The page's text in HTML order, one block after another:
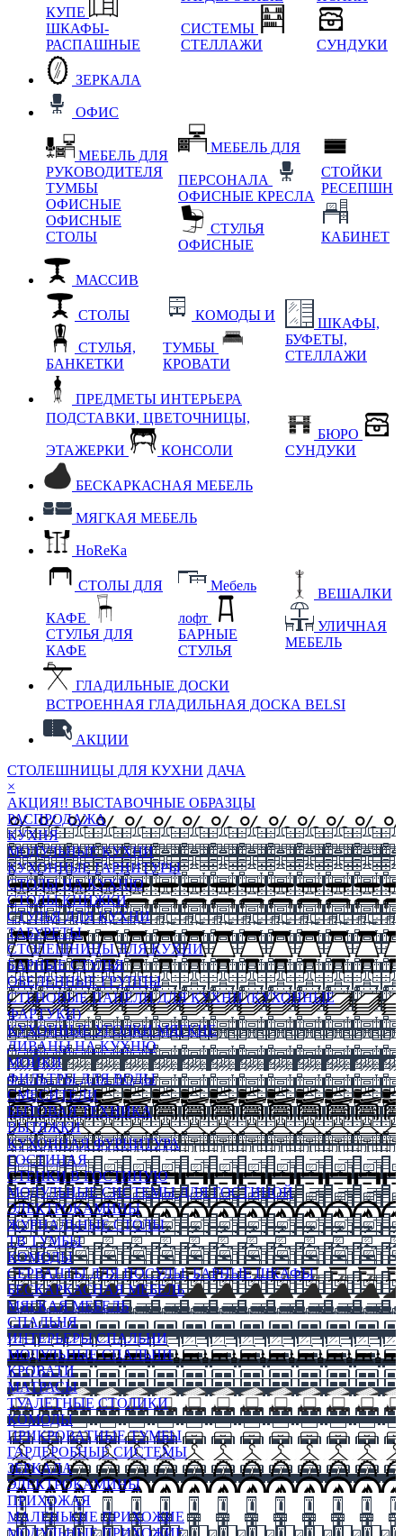
КУПЕ
ШКАФЫ-
РАСПАШНЫЕ
СИСТЕМЫ
СТЕЛЛАЖИ
СУНДУКИ
ЗЕРКАЛА
ОФИС
МЕБЕЛЬ ДЛЯ
РУКОВОДИТЕЛЯ
ТУМБЫ
ОФИСНЫЕ
ОФИСНЫЕ
СТОЛЫ
МЕБЕЛЬ ДЛЯ
ПЕРСОНАЛА
ОФИСНЫЕ КРЕСЛА
СТУЛЬЯ
ОФИСНЫЕ
СТОЙКИ
РЕСЕПШН
КАБИНЕТ
МАССИВ
СТОЛЫ
СТУЛЬЯ,
БАНКЕТКИ
КОМОДЫ И
ТУМБЫ
КРОВАТИ
ШКАФЫ,
БУФЕТЫ,
СТЕЛЛАЖИ
ПРЕДМЕТЫ ИНТЕРЬЕРА
ПОДСТАВКИ, ЦВЕТОЧНИЦЫ,
ЭТАЖЕРКИ КОНСОЛИ
БЮРО
СУНДУКИ
БЕСКАРКАСНАЯ МЕБЕЛЬ
МЯГКАЯ МЕБЕЛЬ
HoReKa
СТОЛЫ ДЛЯ
КАФЕ
СТУЛЬЯ ДЛЯ
КАФЕ
Мебель
лофт
БАРНЫЕ
СТУЛЬЯ
ВЕШАЛКИ
УЛИЧНАЯ
МЕБЕЛЬ
ГЛАДИЛЬНЫЕ ДОСКИ
ВСТРОЕННАЯ ГЛАДИЛЬНАЯ ДОСКА BELSI
АКЦИИ
СТОЛЕШНИЦЫ ДЛЯ КУХНИ ДАЧА
×
АКЦИЯ!! ВЫСТАВОЧНЫЕ ОБРАЗЦЫ
РАСПРОДАЖА
КУХНЯ
МОДУЛЬНЫЕ КУХНИ
КУХОННЫЕ ГАРНИТУРЫ
СТОЛЫ НА КУХНЮ
СТОЛЫ КНИЖКИ
СТУЛЬЯ ДЛЯ КУХНИ
ТАБУРЕТЫ
СТОЛЕШНИЦЫ ДЛЯ КУХНИ
БАРНЫЕ СТУЛЬЯ
ОБЕДЕННЫЕ ГРУППЫ
СТЕНОВЫЕ ПАНЕЛИ ДЛЯ КУХНИ (КУХОННЫЕ
ФАРТУКИ)
КУХОННЫЕ УГОЛКИ МЯГКИЕ
ДИВАНЫ НА КУХНЮ
МОЙКИ
ФИЛЬТРЫ ДЛЯ ВОДЫ
СМЕСИТЕЛИ
БЫТОВАЯ ТЕХНИКА
ВЫТЯЖКИ
КУХОННАЯ ФУРНИТУРА
ГОСТИНАЯ
СТЕНКИ В ГОСТИНУЮ
МОДУЛЬНЫЕ СИСТЕМЫ ДЛЯ ГОСТИНОЙ
ЭЛЕКТРОКАМИНЫ
ЖУРНАЛЬНЫЕ СТОЛЫ
ТВ ТУМБЫ
КОМОДЫ
СЕРВАНТЫ ДЛЯ ПОСУДЫ, БАРНЫЕ ШКАФЫ
БЕСКАРКАСНАЯ МЕБЕЛЬ
МЯГКАЯ МЕБЕЛЬ
СПАЛЬНЯ
ИНТЕРЬЕРЫ СПАЛЬНИ
МОДУЛЬНЫЕ СПАЛЬНИ
КРОВАТИ
МАТРАСЫ
ТУАЛЕТНЫЕ СТОЛИКИ
КОМОДЫ
ПРИКРОВАТНЫЕ ТУМБЫ
ГАРДЕРОБНЫЕ СИСТЕМЫ
ЗЕРКАЛА
ЭЛЕКТРОКАМИНЫ
ПРИХОЖАЯ
МАЛЕНЬКИЕ ПРИХОЖИЕ